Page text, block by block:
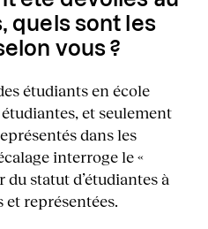
quels sont les
vous ?
étudiants en école
et seulement
dans les
interroge le «
statut d’étudiantes à
et représentées.